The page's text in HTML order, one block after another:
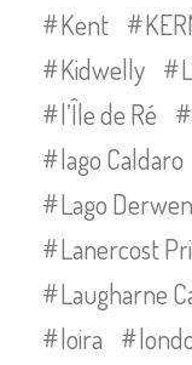
Kent
Kidwelly
l’Île de Ré
lago Caldaro
Lago
Lanercost
Laugharne
loira